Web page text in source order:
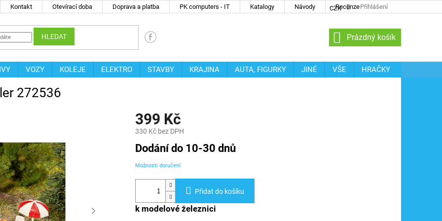
Kontakt Otevírací doba Doprava a platba PK computers - IT Katalogy Návody Recenze
CZK Přihlášení
HLEDAT
NÁKUPNÍ
KOŠÍK
Prázdný košík
VOZY KOLEJE ELEKTRO STAVBY KRAJINA AUTA, FIGURKY JINÉ VŠE
HRAČKY
272536
399 Kč
330 Kč bez DPH
Měrná
cena:
Dodání do 10-30 dnů
Možnosti doručení
Přidat do košíku
k modelové železnici